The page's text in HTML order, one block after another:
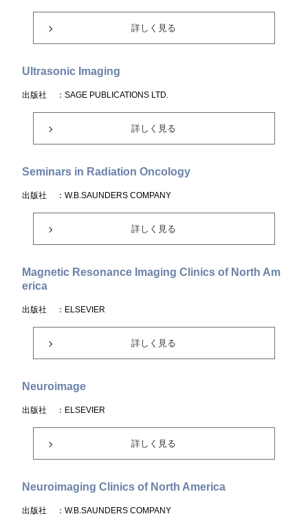
詳しく見る
Ultrasonic Imaging
出版社 ：SAGE PUBLICATIONS LTD.
詳しく見る
Seminars in Radiation Oncology
出版社 ：W.B.SAUNDERS COMPANY
詳しく見る
Magnetic Resonance Imaging Clinics of North Am
erica
出版社 ：ELSEVIER
詳しく見る
Neuroimage
出版社 ：ELSEVIER
詳しく見る
Neuroimaging Clinics of North America
出版社 ：W.B.SAUNDERS COMPANY